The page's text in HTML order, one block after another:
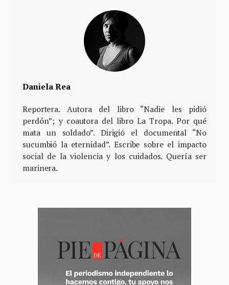
Daniela Rea
Reportera. Autora del libro “Nadie les pidió
perdón”; y coautora del libro La Tropa. Por qué
mata un soldado”. Dirigió el documental “No
sucumbió la eternidad”. Escribe sobre el impacto
social de la violencia y los cuidados. Quería ser
marinera.